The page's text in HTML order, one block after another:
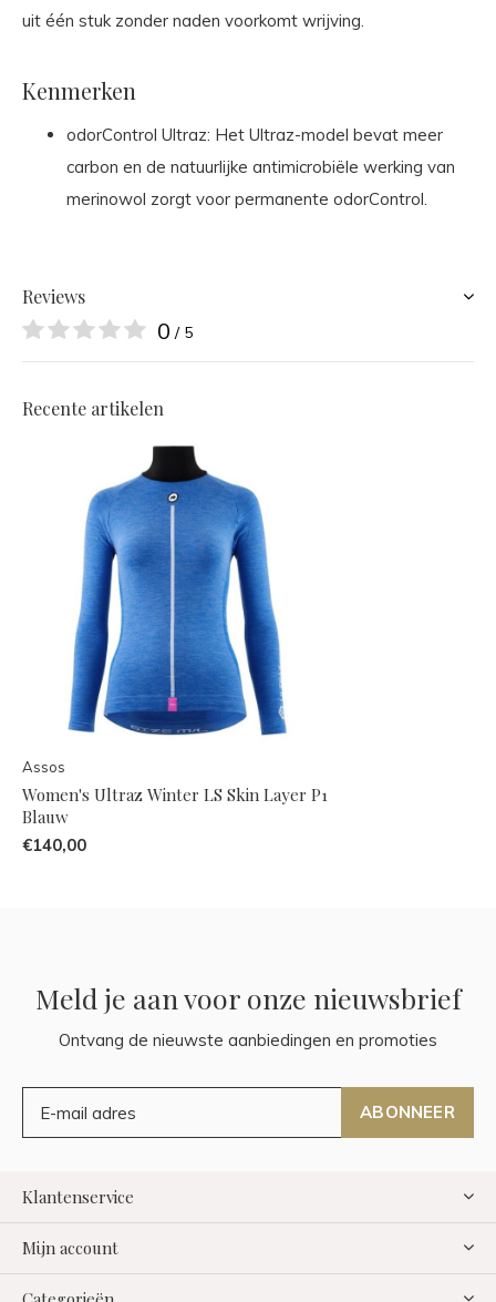
uit één stuk zonder naden voorkomt wrijving.
Kenmerken
odorControl Ultraz: Het Ultraz-model bevat meer
carbon en de natuurlijke antimicrobiële werking van
merinowol zorgt voor permanente odorControl.
Reviews
0 / 5
Recente artikelen
Assos
Women's Ultraz Winter LS Skin Layer P1
Blauw
€140,00
Meld je aan voor onze nieuwsbrief
Ontvang de nieuwste aanbiedingen en promoties
ABONNEER
Klantenservice
Mijn account